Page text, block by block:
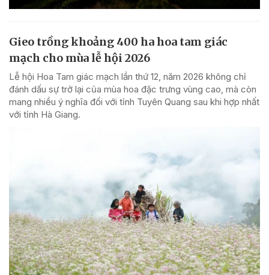
Gieo trồng khoảng 400 ha hoa tam giác
mạch cho mùa lễ hội 2026
Lễ hội Hoa Tam giác mạch lần thứ 12, năm 2026 không chỉ
đánh dấu sự trở lại của mùa hoa đặc trưng vùng cao, mà còn
mang nhiều ý nghĩa đối với tỉnh Tuyên Quang sau khi hợp nhất
với tỉnh Hà Giang.